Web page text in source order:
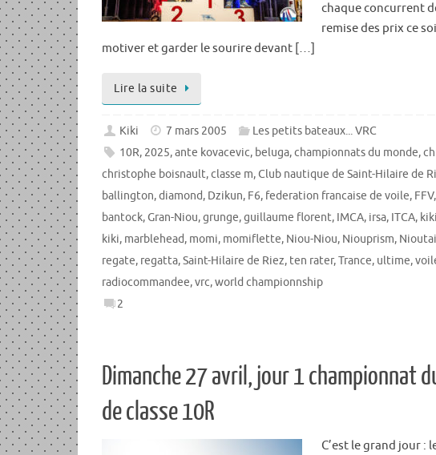
chaque concurrent
remise des prix ce
motiver et garder le sourire devant […]
Lire la suite
Kiki 7 mars 2005
Les petits bateaux... VRC
10R, 2025,ante kovacevic, beluga,championnats du monde,
christophe boisnault,classe m,Club nautique de Saint-Hilaire de
ballington,diamond, Dzikun, F6, federation francaise de voile, FFV,
bantock,Gran-Niou,grunge,guillaume florent, IMCA, irsa, ITCA, kiki
kiki, marblehead, momi, momiflette, Niou-Niou, Niouprism,
regate, regatta,Saint-Hilaire de Riez, ten rater,Trance, ultime,
radiocommandee,vrc,world championnship
2
Dimanche 27 avril, jour 1 championnat
de classe 10R
C’est le grand jour :